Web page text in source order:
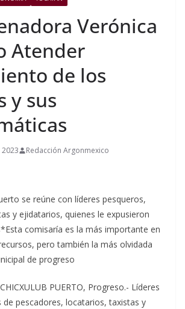
Verónica
Atender
de los
y sus
Redacción Argonmexico
se reúne con líderes pesqueros,
y ejidatarios, quienes le expusieron
comisaría es la más importante en
pero también la más olvidada
de progreso
PUERTO, Progreso.- Líderes
de pescadores, locatarios, taxistas y